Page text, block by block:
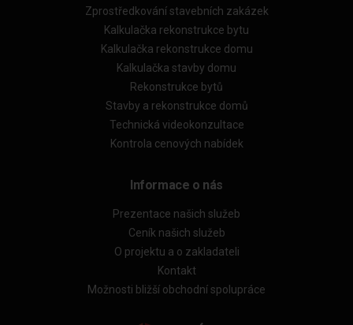
Zprostředkování stavebních zakázek
Kalkulačka rekonstrukce bytu
Kalkulačka rekonstrukce domu
Kalkulačka stavby domu
Rekonstrukce bytů
Stavby a rekonstrukce domů
Technická videokonzultace
Kontrola cenových nabídek
Informace o nás
Prezentace našich služeb
Ceník našich služeb
O projektu a o zakladateli
Kontakt
Možnosti bližší obchodní spolupráce